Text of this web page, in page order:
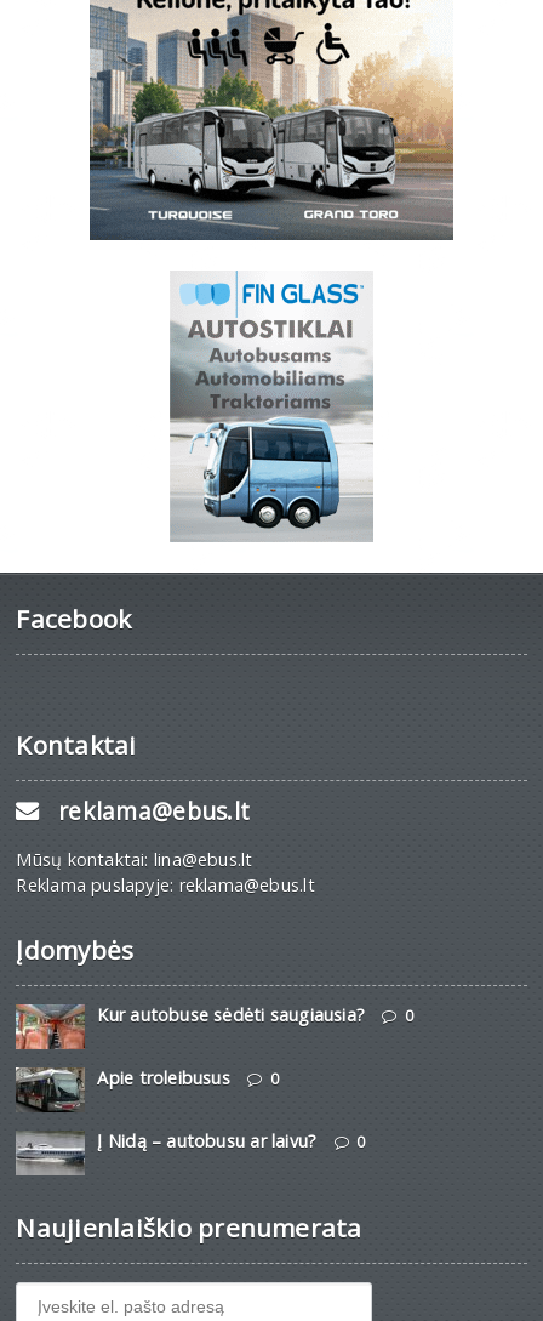
Facebook
Kontaktai
reklama@ebus.lt
Mūsų kontaktai: lina@ebus.lt
Reklama puslapyje: reklama@ebus.lt
Įdomybės
Kur autobuse sėdėti saugiausia? 0
Apie troleibusus 0
Į Nidą – autobusu ar laivu? 0
Naujienlaiškio prenumerata